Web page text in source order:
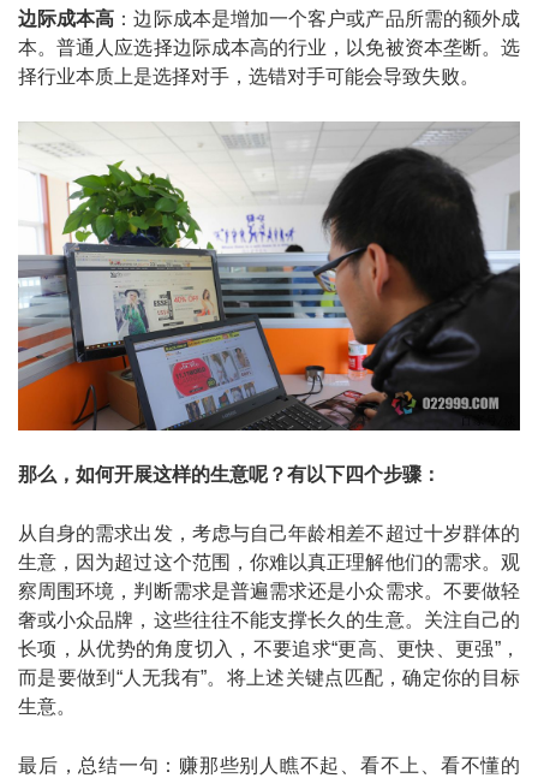
边际成本高 ：边际成本是增加一个客户或产品所需的额外成
本。普通人应选择边际成本高的行业，以免被资本垄断。选
择行业本质上是选择对手，选错对手可能会导致失败。
那么，如何开展这样的生意呢？有以下四个步骤：
从自身的需求出发，考虑与自己年龄相差不超过十岁群体的
生意，因为超过这个范围，你难以真正理解他们的需求。观
察周围环境，判断需求是普遍需求还是小众需求。不要做轻
奢或小众品牌，这些往往不能支撑长久的生意。关注自己的
长项，从优势的角度切入，不要追求“更高、更快、更强”，
而是要做到“人无我有”。将上述关键点匹配，确定你的目标
生意。
最后，总结一句：赚那些别人瞧不起、看不上、看不懂的